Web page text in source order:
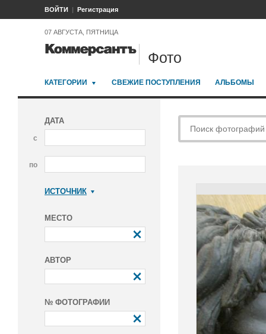
ВОЙТИ Регистрация
07 АВГУСТА, ПЯТНИЦА
Фото
КАТЕГОРИИ СВЕЖИЕ ПОСТУПЛЕНИЯ АЛЬБОМЫ
ДАТА
с
по
ИСТОЧНИК
МЕСТО
АВТОР
№ ФОТОГРАФИИ